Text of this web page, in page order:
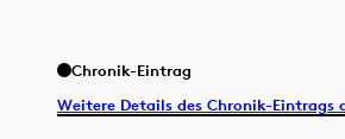
Chronik-Eintrag
Weitere Details des Chronik-Eintrags